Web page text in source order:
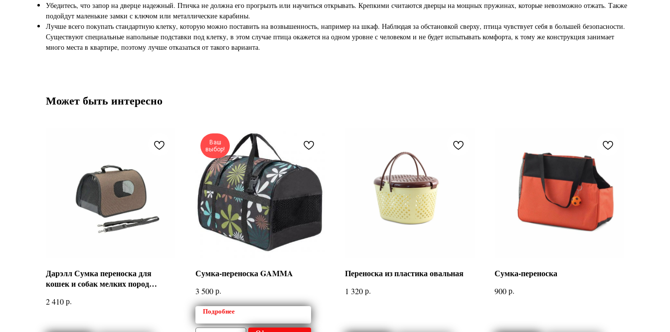
Убедитесь, что запор на дверце надежный. Птичка не должна его прогрызть или научиться открывать. Крепкими считаются дверцы на мощных пружинах, которые невозможно отжать. Также
подойдут маленькие замки с ключом или металлические карабины.
Лучше всего покупать стандартную клетку, которую можно поставить на возвышенность, например на шкаф. Наблюдая за обстановкой сверху, птица чувствует себя в большей безопасности.
Существуют специальные напольные подставки под клетку, в этом случае птица окажется на одном уровне с человеком и не будет испытывать комфорта, к тому же конструкция занимает
много места в квартире, поэтому лучше отказаться от такого варианта.
Может быть интересно
Дарэлл Сумка переноска для
кошек и собак мелких пород
2 410р.
Ваш
выбор!
Сумка-переноска GAMMA
3 500р.
Подробнее
Переноска из пластика овальная
1 320р.
Сумка-переноска
900р.